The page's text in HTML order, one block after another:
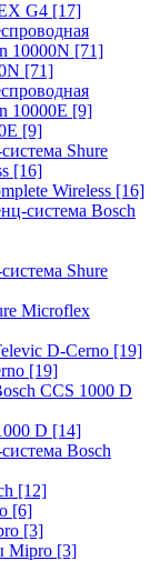
G4 [17]
10000N [71]
[71]
10000E [9]
[9]
Shure
[16]
Wireless [16]
система Bosch
Shure
Microflex
D-Cerno [19]
[19]
CCS 1000 D
D [14]
Bosch
[12]
[6]
[3]
Mipro [3]